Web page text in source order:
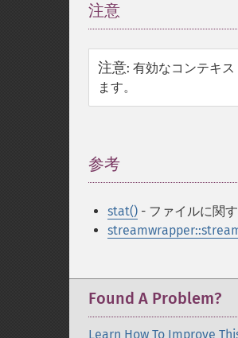
注意
注意: 有効なコンテキ
ます。
参考
stat() - ファイルに関
Found A Problem?
Learn How To Improve